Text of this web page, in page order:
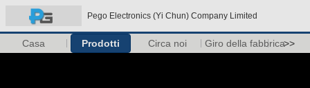
Pego Electronics (Yi Chun) Company Limited
Casa Prodotti Circa noi Giro della fabbrica>>